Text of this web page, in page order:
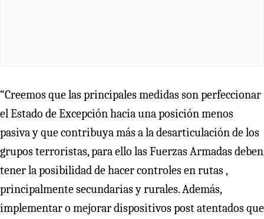
“Creemos que las principales medidas son perfeccionar
el Estado de Excepción hacia una posición menos
pasiva y que contribuya más a la desarticulación de los
grupos terroristas, para ello las Fuerzas Armadas deben
tener la posibilidad de hacer controles en rutas ,
principalmente secundarias y rurales. Además,
implementar o mejorar dispositivos post atentados que